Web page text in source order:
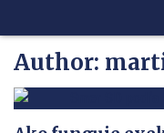
Author: